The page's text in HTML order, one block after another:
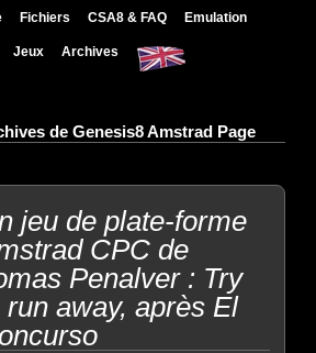
Fichiers CSA8 & FAQ Emulation
Jeux Archives
de Genesis8 Amstrad Page
jeu de plate-forme
CPC de
Penalver : Try
run away, après El